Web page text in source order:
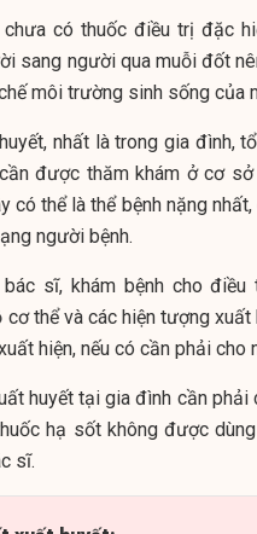
chưa có thuốc điều trị đặc
sang người qua muỗi đốt
môi trường sinh sống của
nhất là trong gia đình,
được thăm khám ở cơ
thể là thể bệnh nặng
người bệnh.
sĩ, khám bệnh cho
thể và các hiện tượng
hiện, nếu có cần phải cho
huyết tại gia đình cần phải
hạ sốt không được
sĩ.